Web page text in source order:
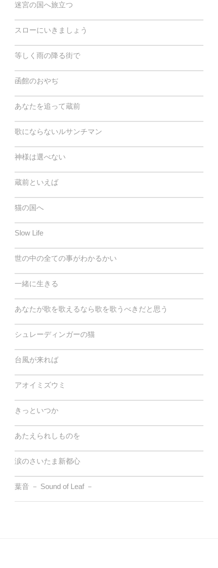
迷宮の国へ旅立つ
スローにいきましょう
等しく雨の降る街で
函館のおやぢ
あなたを追って蔵前
歌にならないルサンチマン
神様は選べない
蔵前といえば
猫の国へ
Slow Life
世の中の全ての事がわかるかい
一緒に生きる
あなたが歌を歌えるなら歌を歌うべきだと思う
シュレーディンガーの猫
台風が来れば
アオイミズウミ
きっといつか
あたえられしものを
涙のさいたま新都心
葉音 － Sound of Leaf －